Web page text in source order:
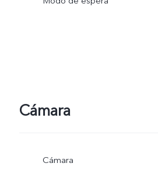
Cámara
Cámara